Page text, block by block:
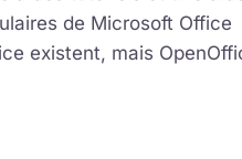
de Microsoft Office
existent, mais